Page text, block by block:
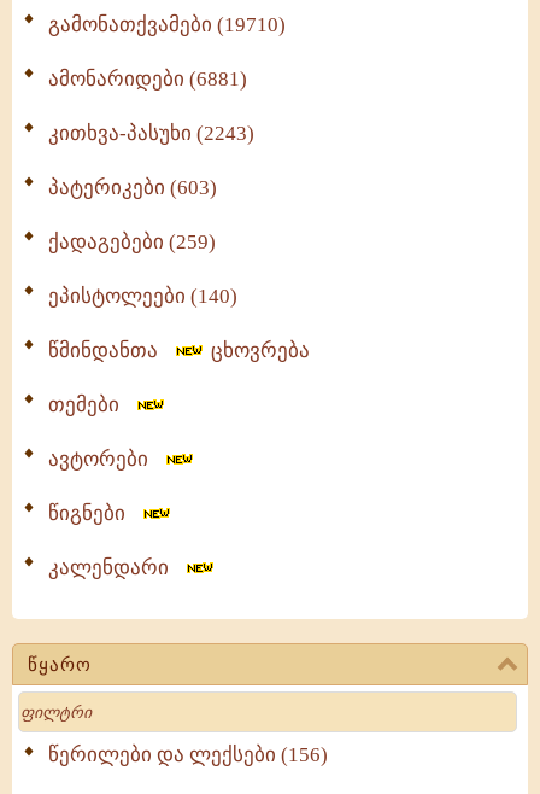
გამონათქვამები (19710)
ამონარიდები (6881)
კითხვა-პასუხი (2243)
პატერიკები (603)
ქადაგებები (259)
ეპისტოლეები (140)
წმინდანთა ცხოვრება
თემები
ავტორები
წიგნები
კალენდარი
წყარო
Search
წერილები და ლექსები (156)